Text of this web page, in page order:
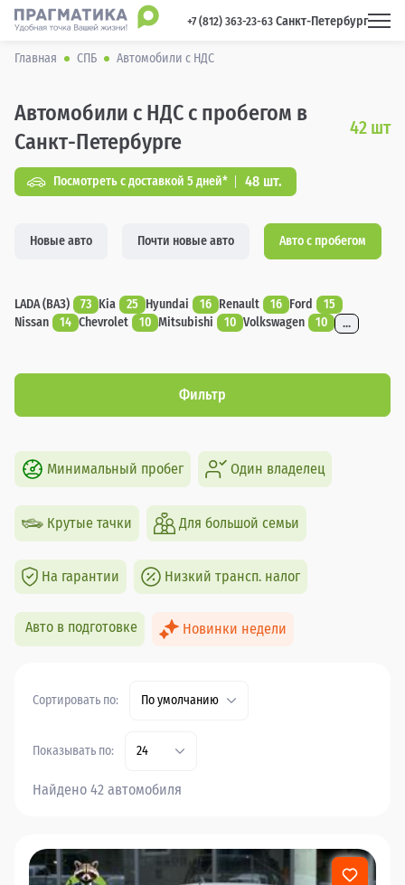
+7 (812) 363-23-63 Санкт-Петербург
Главная СПБ Автомобили с НДС
Автомобили с НДС с пробегом в
Санкт-Петербурге
42 шт
Посмотреть с доставкой 5 дней* 48 шт.
Новые авто Почти новые авто Авто с пробегом
LADA (ВАЗ) 73 Kia 25 Hyundai 16 Renault 16 Ford
15
Nissan
14 Chevrolet 10 Mitsubishi 10 Volkswagen 10 ...
Фильтр
Минимальный пробег Один владелец
Крутые тачки Для большой семьи
На гарантии Низкий трансп. налог
Авто в подготовке Новинки недели
Сортировать по: По умолчанию
Показывать по: 24
Найдено 42 автомобиля